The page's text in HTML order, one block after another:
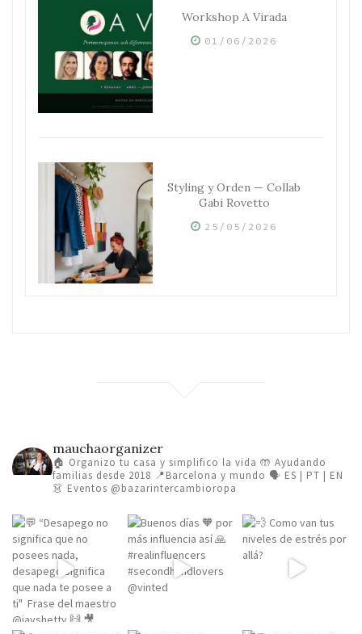
Workshop A Virada
01/06/2026
Styling y Orden — Collab
Gabi Rovetto
25/05/2026
mauchaorganizer
🏠 Organizo tu casa y simplifico la vida 🤲 Ayudando
familias desde 2018 📍Barcelona y mundo 🗣️ ES | PT | EN
👗 Eventos @bazarintercambioropa